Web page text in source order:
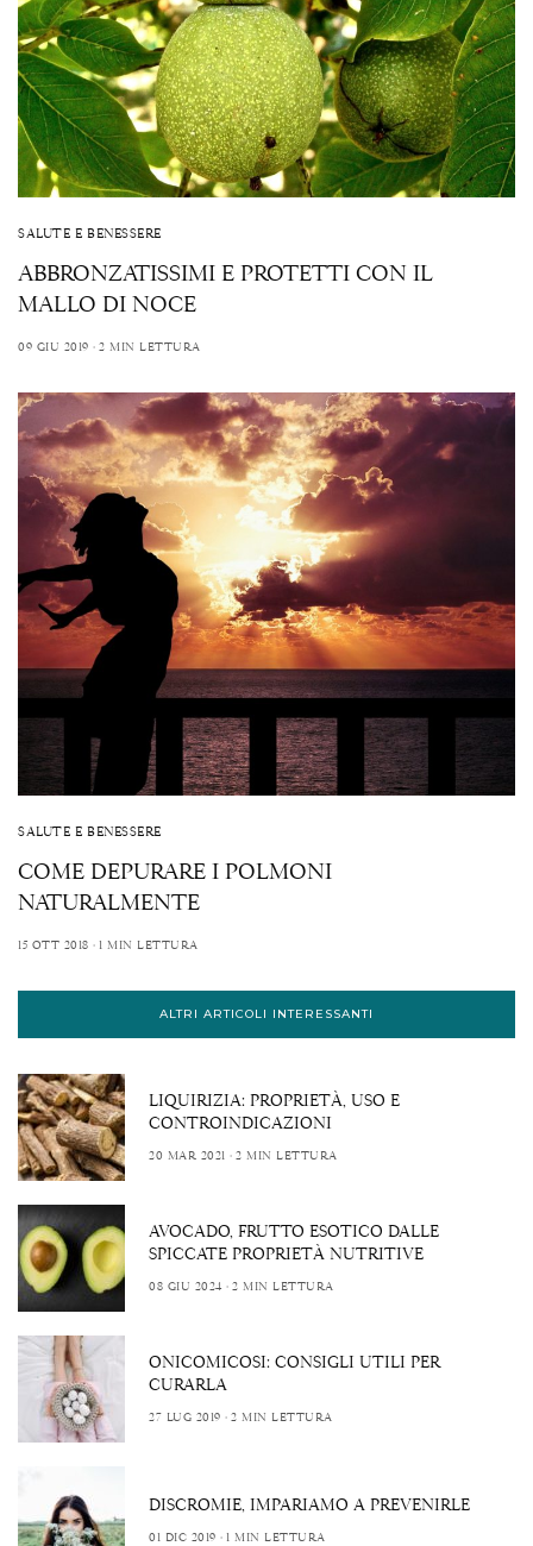
SALUTE E BENESSERE
ABBRONZATISSIMI E PROTETTI CON IL
MALLO DI NOCE
09 GIU 2019 2 MIN LETTURA
SALUTE E BENESSERE
COME DEPURARE I POLMONI
NATURALMENTE
15 OTT 2018 1 MIN LETTURA
ALTRI ARTICOLI INTERESSANTI
LIQUIRIZIA: PROPRIETÀ, USO E
CONTROINDICAZIONI
20 MAR 2021 2 MIN LETTURA
AVOCADO, FRUTTO ESOTICO DALLE
SPICCATE PROPRIETÀ NUTRITIVE
08 GIU 2024 2 MIN LETTURA
ONICOMICOSI: CONSIGLI UTILI PER
CURARLA
27 LUG 2019 2 MIN LETTURA
DISCROMIE, IMPARIAMO A PREVENIRLE
01 DIC 2019 1 MIN LETTURA